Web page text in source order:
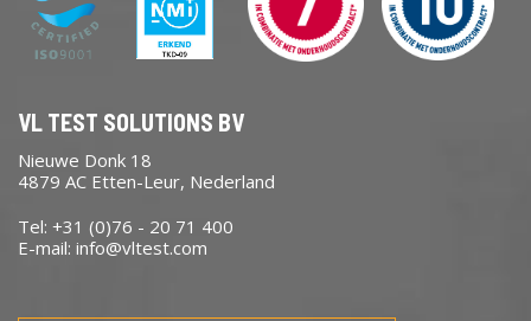
VL TEST SOLUTIONS BV
Nieuwe Donk 18
4879 AC Etten-Leur, Nederland
Tel: +31 (0)76 - 20 71 400
E-mail: info@vltest.com